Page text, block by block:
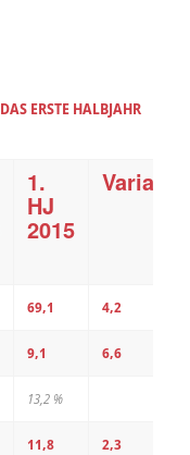
ERSTE HALBJAHR
1.
HJ
2015
69,1 4,2
9,1 6,6
13,2 %
11,8 2,3